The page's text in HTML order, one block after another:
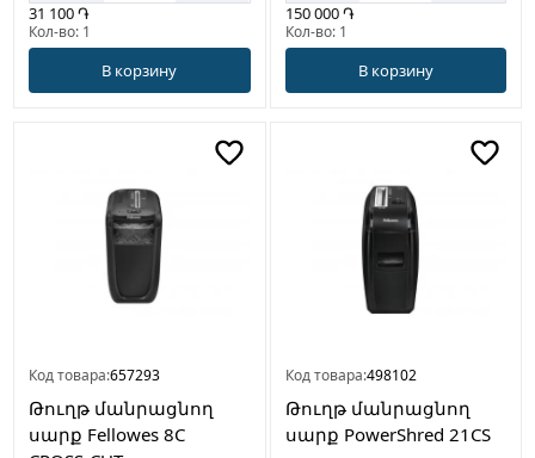
31 100 ֏
Кол-во: 1
В корзину
150 000 ֏
Кол-во: 1
В корзину
Код товара:657293
Թուղթ մանրացնող
սարք Fellowes 8C
Код товара:498102
Թուղթ մանրացնող
սարք PowerShred 21CS